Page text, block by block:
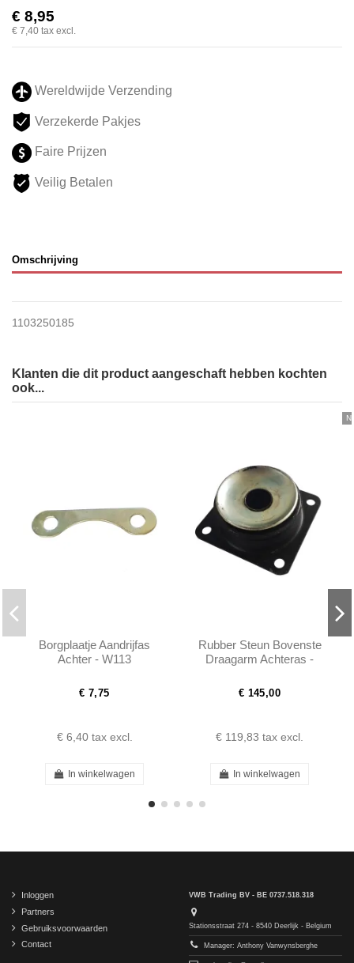
€ 8,95
€ 7,40 tax excl.
Wereldwijde Verzending
Verzekerde Pakjes
Faire Prijzen
Veilig Betalen
Omschrijving
1103250185
Klanten die dit product aangeschaft hebben kochten
ook...
Borgplaatje Aandrijfas
Achter - W113
€ 7,75
€ 6,40 tax excl.
In winkelwagen
Rubber Steun Bovenste
Draagarm Achteras -
€ 145,00
€ 119,83 tax excl.
In winkelwagen
Inloggen
Partners
Gebruiksvoorwaarden
Contact
VWB Trading BV - BE 0737.518.318
Stationsstraat 274 - 8540 Deerlijk - Belgium
Manager: Anthony Vanwynsberghe